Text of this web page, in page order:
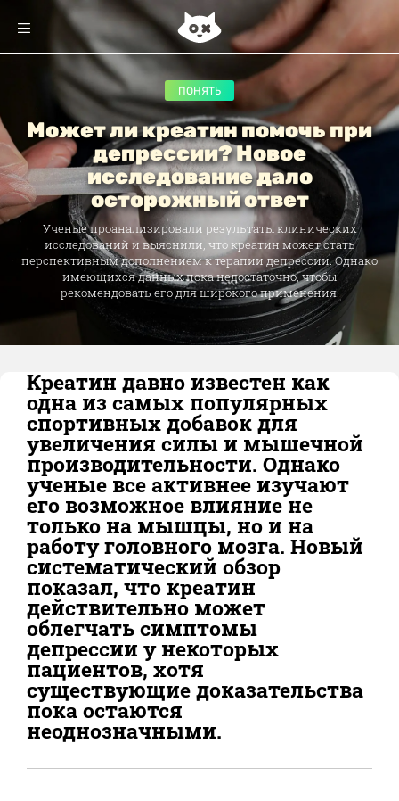
ПОНЯТЬ
Может ли креатин помочь при
депрессии? Новое
исследование дало
осторожный ответ
Ученые проанализировали результаты клинических
исследований и выяснили, что креатин может стать
перспективным дополнением к терапии депрессии. Однако
имеющихся данных пока недостаточно, чтобы
рекомендовать его для широкого применения.
Креатин давно известен как
одна из самых популярных
спортивных добавок для
увеличения силы и мышечной
производительности. Однако
ученые все активнее изучают
его возможное влияние не
только на мышцы, но и на
работу головного мозга. Новый
систематический обзор
показал, что креатин
действительно может
облегчать симптомы
депрессии у некоторых
пациентов, хотя
существующие доказательства
пока остаются
неоднозначными.